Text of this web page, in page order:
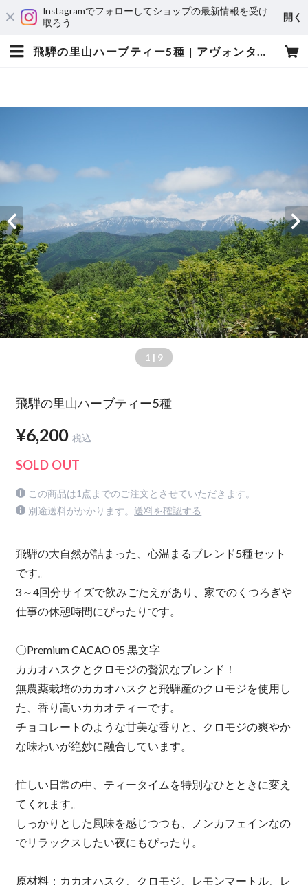
Instagramでフォローしてショップの最新情報を受け
取ろう
開く
飛騨の里山ハーブティー5種 | アヴォンタージュ
1 | 9
飛騨の里山ハーブティー5種
¥6,200 税込
SOLD OUT
この商品は1点までのご注文とさせていただきます。
別途送料がかかります。 送料を確認する
飛騨の大自然が詰まった、心温まるブレンド5種セット
です。
3～4回分サイズで飲みごたえがあり、家でのくつろぎや
仕事の休憩時間にぴったりです。
〇Premium CACAO 05 黒文字
カカオハスクとクロモジの贅沢なブレンド！
無農薬栽培のカカオハスクと飛騨産のクロモジを使用し
た、香り高いカカオティーです。
チョコレートのような甘美な香りと、クロモジの爽やか
な味わいが絶妙に融合しています。
忙しい日常の中、ティータイムを特別なひとときに変え
てくれます。
しっかりとした風味を感じつつも、ノンカフェインなの
でリラックスしたい夜にもぴったり。
原材料：カカオハスク、クロモジ、レモンマートル、レ